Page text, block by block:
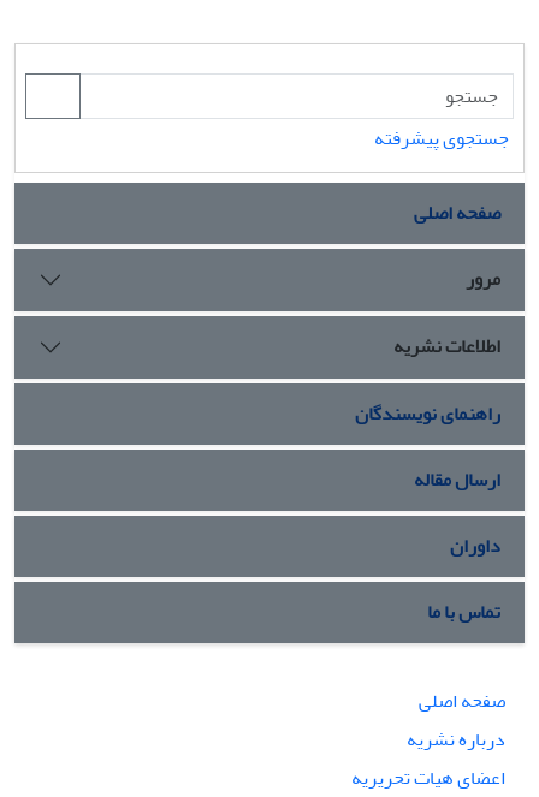
جستجوی پیشرفته
صفحه اصلی
مرور
اطلاعات نشریه
راهنمای نویسندگان
ارسال مقاله
داوران
تماس با ما
صفحه اصلی
درباره نشریه
اعضای هیات تحریریه